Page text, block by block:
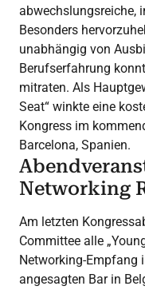
abwechslungsreiche,
Besonders
unabhängig von
Berufserfahrung
mitraten. Als
Seat“ winkte eine
Kongress im
Barcelona, Spanien.
Networking
Am letzten
Committee alle
Networking-Empfang
angesagten Bar in